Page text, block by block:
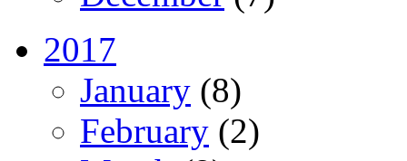
2017
January (8)
February (2)